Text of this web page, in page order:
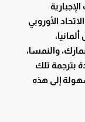
الأوروبي
والنمسا،
بترجمة تلك
إلى هذه